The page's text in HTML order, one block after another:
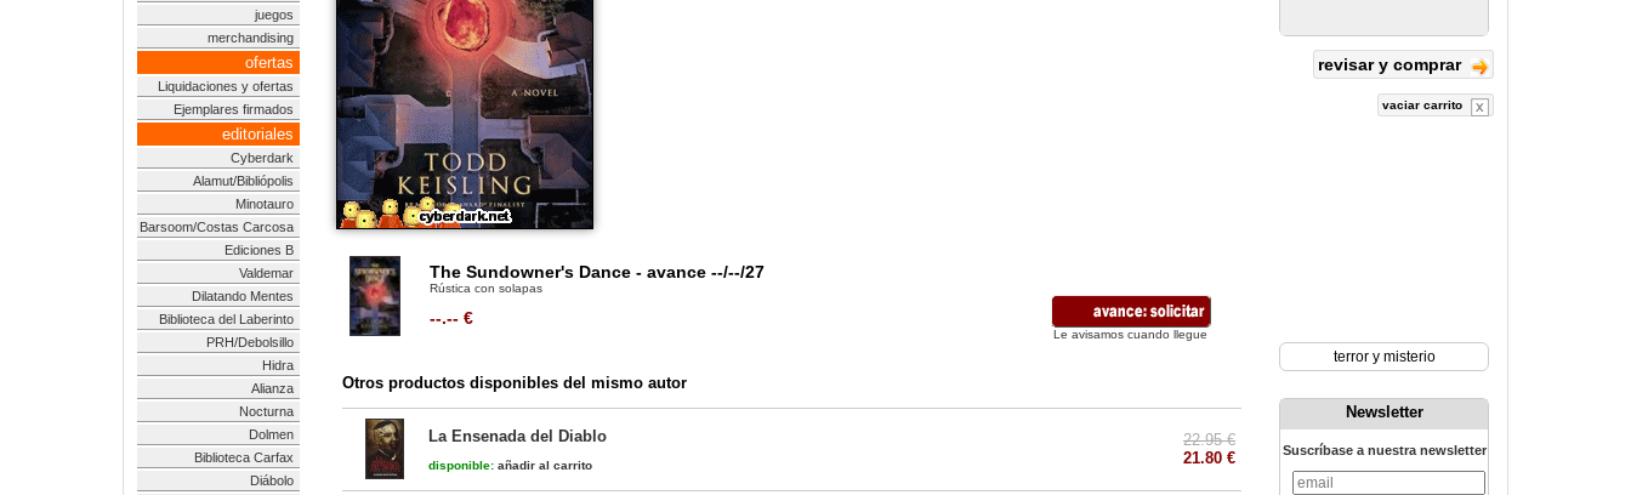
juegos
merchandising
ofertas
Liquidaciones y ofertas
Ejemplares firmados
editoriales
Cyberdark
Alamut/Bibliópolis
Minotauro
Barsoom/Costas Carcosa
Ediciones B
Valdemar
Dilatando Mentes
Biblioteca del Laberinto
PRH/Debolsillo
Hidra
Alianza
Nocturna
Dolmen
Biblioteca Carfax
Diábolo
The Sundowner's Dance - avance --/--/27
Rústica con solapas
--.-- €
Le avisamos cuando llegue
Otros productos disponibles del mismo autor
La Ensenada del Diablo
disponible: añadir al carrito
22.95 €
21.80 €
revisar y comprar
vaciar carrito
terror y misterio
Newsletter
Suscríbase a nuestra newsletter